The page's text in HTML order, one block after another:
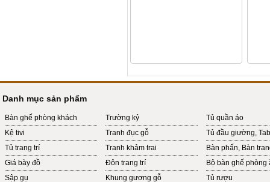
Danh mục sản phẩm
Bàn ghế phòng khách
Kệ tivi
Tủ trang trí
Giá bày đồ
Sập gụ
Trường kỷ
Tranh đục gỗ
Tranh khảm trai
Đôn trang trí
Khung gương gỗ
Tủ quần áo
Tủ đầu giường,
Bàn phấn, Bàn
Bộ bàn ghế phòng
Tủ rượu